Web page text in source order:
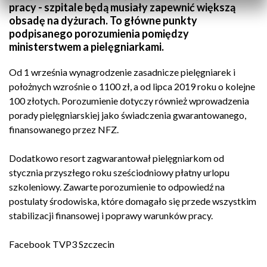
pracy - szpitale będą musiały zapewnić większą
obsadę na dyżurach. To główne punkty
podpisanego porozumienia pomiędzy
ministerstwem a pielęgniarkami.
Od 1 września wynagrodzenie zasadnicze pielęgniarek i
położnych wzrośnie o 1100 zł, a od lipca 2019 roku o kolejne
100 złotych. Porozumienie dotyczy również wprowadzenia
porady pielęgniarskiej jako świadczenia gwarantowanego,
finansowanego przez NFZ.
Dodatkowo resort zagwarantował pielęgniarkom od
stycznia przyszłego roku sześciodniowy płatny urlopu
szkoleniowy. Zawarte porozumienie to odpowiedź na
postulaty środowiska, które domagało się przede wszystkim
stabilizacji finansowej i poprawy warunków pracy.
Facebook TVP3 Szczecin